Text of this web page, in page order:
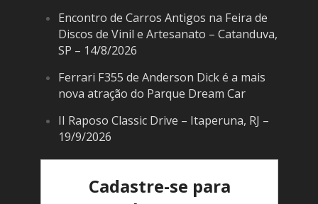
Encontro de Carros Antigos na Feira de
Discos de Vinil e Artesanato – Catanduva,
SP – 14/8/2026
Ferrari F355 de Anderson Dick é a mais
nova atração do Parque Dream Car
II Raposo Classic Drive – Itaperuna, RJ –
19/9/2026